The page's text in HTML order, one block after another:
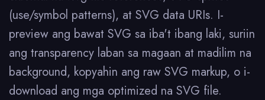
(use/symbol patterns), at SVG data URIs. I-
preview ang bawat SVG sa iba't ibang laki, suriin
ang transparency laban sa magaan at madilim na
background, kopyahin ang raw SVG markup, o i-
download ang mga optimized na SVG file.